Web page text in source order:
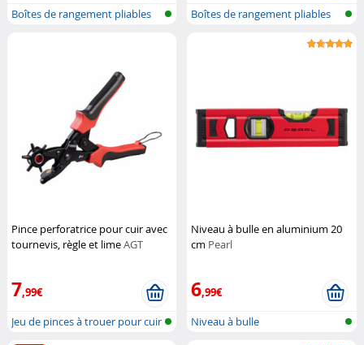
Boîtes de rangement pliables
Boîtes de rangement pliables
Pince perforatrice pour cuir avec
tournevis, règle et limeAGT
7,99€
Jeu de pinces à trouer pour cuir
Niveau à bulle en aluminium 20
cm Pearl
6,99€
Niveau à bulle